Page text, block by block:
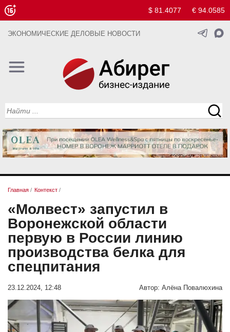
$ 81.4077 € 94.0585
ЭКОНОМИЧЕСКИЕ ДЕЛОВЫЕ НОВОСТИ
Главная / Контекст /
«Молвест» запустил в
Воронежской области
первую в России линию
производства белка для
спецпитания
23.12.2024, 12:48 Автор: Алёна Повалюхина